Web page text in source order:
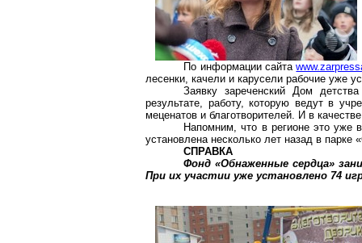
По информации сайта
лесенки, качели и карусели рабочие уже
Заявку зареченский Дом
результате, работу, которую ведут в
меценатов и благотворителей. И в
Напомним, что в регионе это
установлена несколько лет назад в
СПРАВКА
Фонд «Обнаженные сердца»
При их участии уже установлено 74